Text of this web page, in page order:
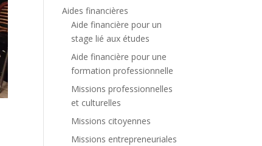
Aides financières
Aide financière pour un
stage lié aux études
Aide financière pour une
formation professionnelle
Missions professionnelles
et culturelles
Missions citoyennes
Missions entrepreneuriales